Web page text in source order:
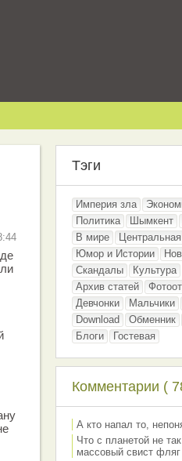
Тэги
Империя зла
Политика
Шымкент
В мире
Юмор и Истории
Скандалы
Культура
Архив статей
Девчонки
Мальчики
Download
Обменник
Блоги
Гостевая
Комментарии (
А кто напал то,
Что с планетой не
массовый свист фляг